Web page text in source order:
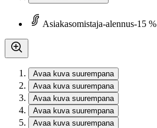
Asiakasomistaja-alennus-15 %
Avaa kuva suurempana
Avaa kuva suurempana
Avaa kuva suurempana
Avaa kuva suurempana
Avaa kuva suurempana